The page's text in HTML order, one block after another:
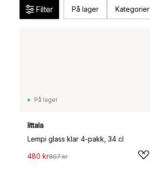
Filter På lager Kategorier
På lager
Iittala
Lempi glass klar 4-pakk, 34 cl
480 kr807 kr